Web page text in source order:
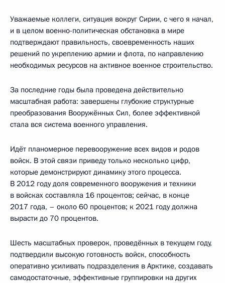
Уважаемые коллеги, ситуация вокруг Сирии, с чего я начал,
и в целом военно-политическая обстановка в мире
подтверждают правильность, своевременность наших
решений по укреплению армии и флота, по направлению
необходимых ресурсов на активное военное строительство.
За последние годы была проведена действительно
масштабная работа: завершены глубокие структурные
преобразования Вооружённых Сил, более эффективной
стала вся система военного управления.
Идёт планомерное перевооружение всех видов и родов
войск. В этой связи приведу только несколько цифр,
которые демонстрируют динамику этого процесса.
В 2012 году доля современного вооружения и техники
в войсках составляла 16 процентов; сейчас, в конце
2017 года, – около 60 процентов; к 2021 году должна
вырасти до 70 процентов.
Шесть масштабных проверок, проведённых в текущем году,
подтвердили высокую готовность войск, способность
оперативно усиливать подразделения в Арктике, создавать
самодостаточные, эффективные группировки на других